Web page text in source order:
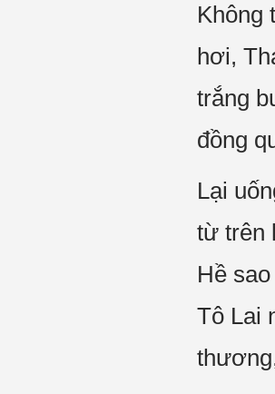
Không
hơi,
trắng
đồng
Lại
từ trên
Hề
Tô Lai